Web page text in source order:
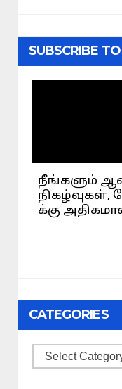
SUBSCRIBE
CATEGORIES
Categories